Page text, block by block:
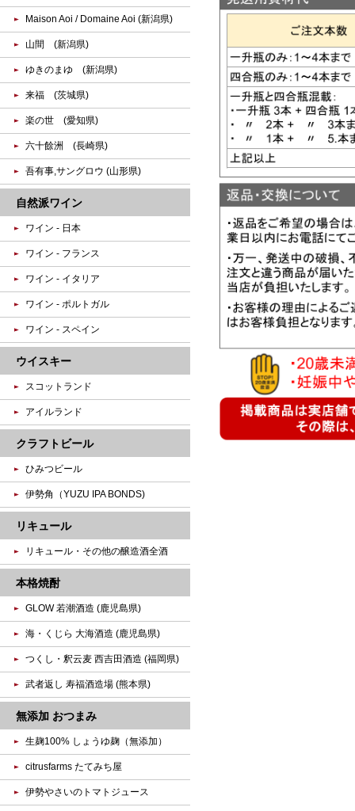
Maison Aoi / Domaine Aoi (新潟県)
山間 (新潟県)
ゆきのまゆ (新潟県)
来福 (茨城県)
楽の世 (愛知県)
六十餘洲 (長崎県)
吾有事,サングロウ (山形県)
自然派ワイン
ワイン - 日本
ワイン - フランス
ワイン - イタリア
ワイン - ポルトガル
ワイン - スペイン
ウイスキー
スコットランド
アイルランド
クラフトビール
ひみつビール
伊勢角（YUZU IPA BONDS)
リキュール
リキュール・その他の醸造酒全酒
本格焼酎
GLOW 若潮酒造 (鹿児島県)
海・くじら 大海酒造 (鹿児島県)
つくし・釈云麦 西吉田酒造 (福岡県)
武者返し 寿福酒造場 (熊本県)
無添加 おつまみ
生麹100% しょうゆ麹（無添加）
citrusfarms たてみち屋
伊勢やさいのトマトジュース